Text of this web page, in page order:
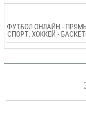
ФУТБОЛ ОНЛАЙН -
СПОРТ: ХОККЕЙ -